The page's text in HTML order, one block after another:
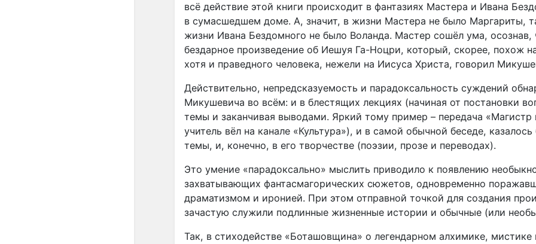
всё действие этой книги происходит в фантазиях Мастера и Ивана
в сумасшедшем доме. А, значит, в жизни Мастера не было Маргариты,
жизни Ивана Бездомного не было Воланда. Мастер сошёл ума, осознав,
бездарное произведение об Иешуя Га-Ноцри, который, скорее, похож
хотя и праведного человека, нежели на Иисуса Христа, говорил
Действительно, непредсказуемость и парадоксальность суждений
Микушевича во всём: и в блестящих лекциях (начиная от постановки
темы и заканчивая выводами. Яркий тому пример – передача «Магистр
учитель вёл на канале «Культура»), и в самой обычной беседе,
темы, и, конечно, в его творчестве (поэзии, прозе и переводах).
Это умение «парадоксально» мыслить приводило к появлению
захватывающих фантасмагорических сюжетов, одновременно
драматизмом и иронией. При этом отправной точкой для создания
зачастую служили подлинные жизненные истории и обычные (или
Так, в стиходействе «Боташовщина» о легендарном алхимике, мистике